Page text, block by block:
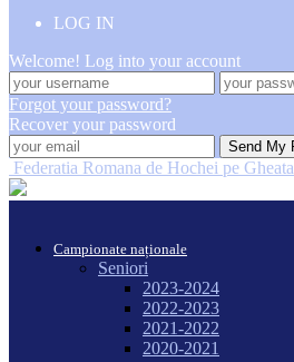
LOG IN
Welcome! Log into your account
Forgot your password?
Recover your password
Federatia Romana de Hochei pe Gheata
Campionate naționale
Seniori
2023-2024
2022-2023
2021-2022
2020-2021